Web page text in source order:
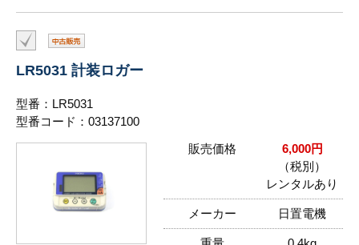
LR5031 計装ロガー
型番：LR5031
型番コード：03137100
販売価格
6,000円
（税別）
レンタルあり
メーカー 日置電機